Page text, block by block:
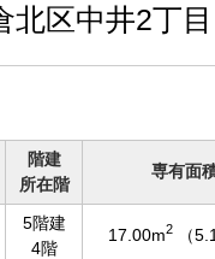
北区中井2丁
階建
所在階
専有面
5階建
4階
17.00m2 （